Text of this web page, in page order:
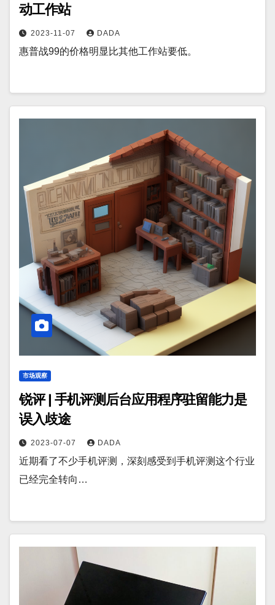
动工作站
2023-11-07 DADA
惠普战99的价格明显比其他工作站要低。
市场观察
锐评 | 手机评测后台应用程序驻留能力是
误入歧途
2023-07-07 DADA
近期看了不少手机评测，深刻感受到手机评测这个行业
已经完全转向…